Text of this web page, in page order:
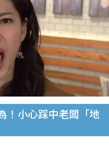
！小心踩中老闆「地